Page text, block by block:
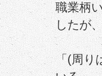
職業柄
したが
「(周り